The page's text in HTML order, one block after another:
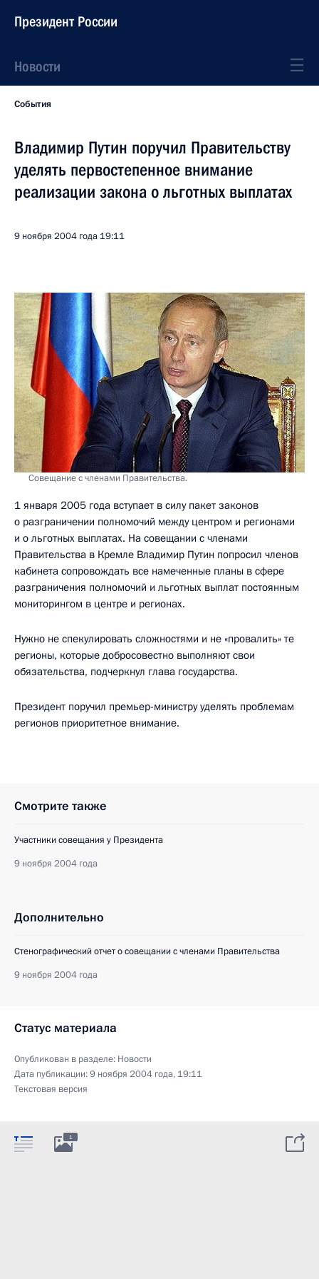
Президент России
Новости
События
Владимир Путин поручил Правительству
уделять первостепенное внимание
реализации закона о льготных выплатах
9 ноября 2004 года 19:11
Совещание с членами Правительства.
1 января 2005 года вступает в силу пакет законов
о разграничении полномочий между центром и регионами
и о льготных выплатах. На совещании с членами
Правительства в Кремле Владимир Путин попросил членов
кабинета сопровождать все намеченные планы в сфере
разграничения полномочий и льготных выплат постоянным
мониторингом в центре и регионах.
Нужно не спекулировать сложностями и не «провалить» те
регионы, которые добросовестно выполняют свои
обязательства, подчеркнул глава государства.
Президент поручил премьер-министру уделять проблемам
регионов приоритетное внимание.
Смотрите также
Участники совещания у Президента
9 ноября 2004 года
Дополнительно
Стенографический отчет о совещании с членами Правительства
9 ноября 2004 года
Статус материала
Опубликован в разделе: Новости
Дата публикации:9 ноября 2004 года, 19:11
Текстовая версия
1